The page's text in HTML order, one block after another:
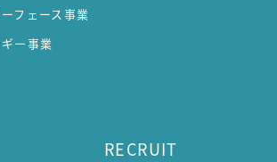
フェース事業
ー事業
RECRUIT